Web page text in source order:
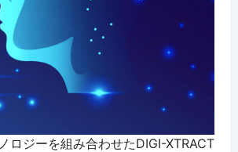
ロジーを組み合わせたDIGI-XTRACT